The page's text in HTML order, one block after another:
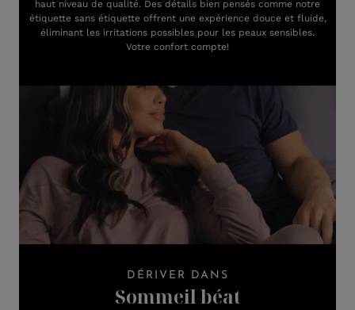
haut niveau de qualité. Des détails bien pensés comme notre
étiquette sans étiquette offrent une expérience douce et fluide,
éliminant les irritations possibles pour les peaux sensibles.
Votre confort compte!
DÉRIVER DANS
Sommeil béat